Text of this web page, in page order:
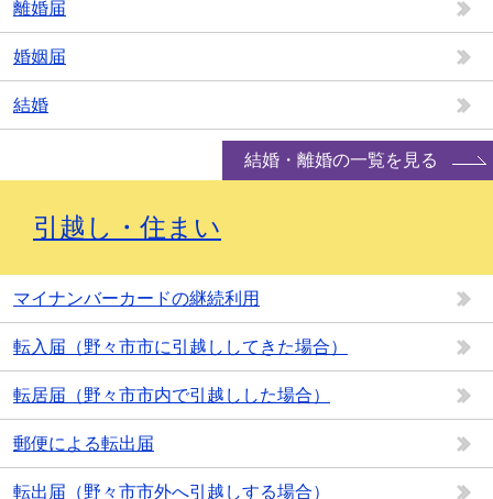
離婚届
婚姻届
結婚
結婚・離婚の一覧を見る
引越し・住まい
マイナンバーカードの継続利用
転入届（野々市市に引越ししてきた場合）
転居届（野々市市内で引越しした場合）
郵便による転出届
転出届（野々市市外へ引越しする場合）